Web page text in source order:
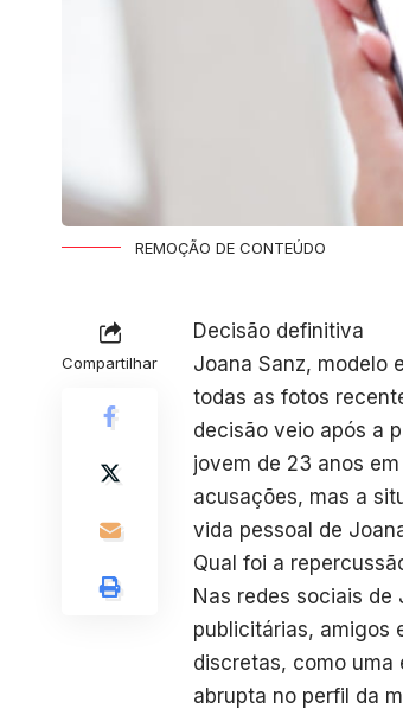
REMOÇÃO DE CONTEÚDO
Compartilhar
Decisão definitiva
Joana Sanz, modelo
todas as fotos
decisão veio após a
jovem de 23 anos
acusações, mas a
vida pessoal de
Qual foi a
Nas redes sociais de
publicitárias, amigos
discretas, como uma
abrupta no perfil da